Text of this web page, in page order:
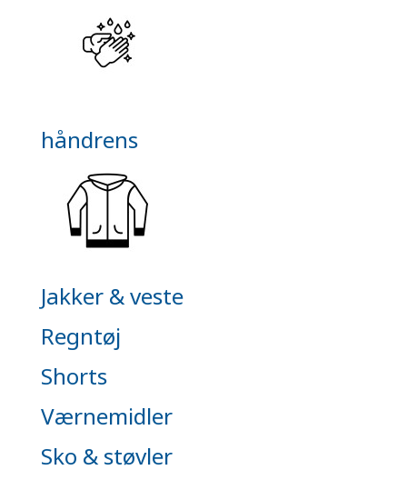
håndrens
Jakker & veste
Regntøj
Shorts
Værnemidler
Sko & støvler